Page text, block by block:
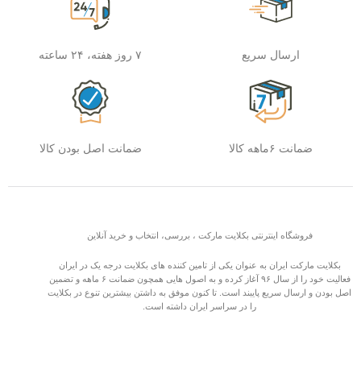
ارسال سریع ۷ روز هفته، ۲۴ ساعته
ضمانت ۶ماهه کالا ضمانت اصل بودن کالا
فروشگاه اینترنتی بکلایت مارکت ، بررسی، انتخاب و خرید آنلاین
بکلایت مارکت ایران به عنوان یکی از تامین کننده های بکلایت درجه یک در ایران
فعالیت خود را از سال ۹۶ آغاز کرده و به اصول هایی همچون ضمانت ۶ ماهه و تضمین
اصل بودن و ارسال سریع پایبند است. تا کنون موفق به داشتن بیشترین تنوع در بکلایت
را در سراسر ایران داشته است.